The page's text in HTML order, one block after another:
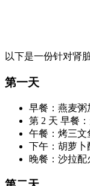
以下是一份针对肾
第一天
早餐：燕麦粥
第 2 天 早餐
午餐：烤三文
下午：胡萝卜
晚餐：沙拉